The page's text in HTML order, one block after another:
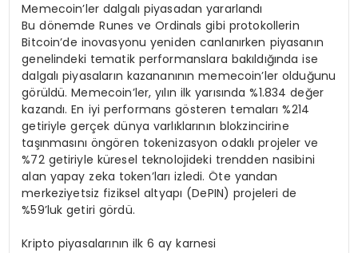
Memecoin’ler dalgalı piyasadan yararlandı
Bu dönemde Runes ve Ordinals gibi protokollerin
Bitcoin’de inovasyonu yeniden canlanırken piyasanın
genelindeki tematik performanslara bakıldığında ise
dalgalı piyasaların kazananının memecoin’ler olduğunu
görüldü. Memecoin’ler, yılın ilk yarısında %1.834 değer
kazandı. En iyi performans gösteren temaları %214
getiriyle gerçek dünya varlıklarının blokzincirine
taşınmasını öngören tokenizasyon odaklı projeler ve
%72 getiriyle küresel teknolojideki trendden nasibini
alan yapay zeka token’ları izledi. Öte yandan
merkeziyetsiz fiziksel altyapı (DePIN) projeleri de
%59’luk getiri gördü.
Kripto piyasalarının ilk 6 ay karnesi